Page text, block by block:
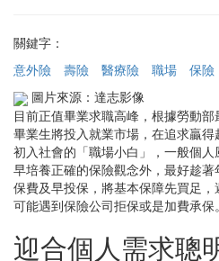
關鍵字：
意外險
壽險 醫療險 職場 保險
圖片來源：達志影像
目前正值畢業求職高峰，根據勞動
畢業生將投入就業市場，在追求贏
初入社會的「職場小白」，一般個
早培養正確的保險觀念外，最好趁
保費及早投保，將基本保障先買足，
可能遇到保險公司拒保或是加費承保。
迎合個人需求聰